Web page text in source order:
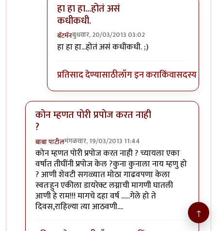
हा हा हा...होतं असं
कधीकधी.
बॅटमॅनबुधवार, 20/03/2013 03:02
In reply toअरे खरे तर चोख उत्तर सहज देत
हा हा हा...होतं असं कधीकधी. ;)
प्रतिसाद देण्यासाठीलॉग इन कराकिंवासदस्य व्हा
कोन म्हणत पोरी प्रपोज करत नाही
?
बाबा पाटीलमंगळवार, 19/03/2013 11:44
In reply toस्त्रीपुरुष समानताbyसूड
कोन म्हणत पोरी प्रपोज करत नाही ? च्यायला एका
वर्षात तीघींनी प्रपोज केल ?कुना कुनाला नाय म्हणु हो
? आणी शेवटी सगळ्यात मोठा गाढवपणा केला
स्वतःहुन एकीला डायरेक्ट लग्नाची मागणी घातली
आणी हे राम!!! मागचे दहा वर्ष ......गेले हो ते
दिवस,राहिल्या त्या आठवणी.... ↑